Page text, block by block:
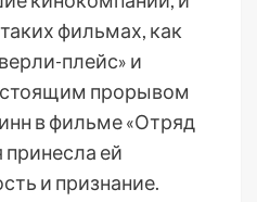
фильмах, как
плейс» и
прорывом
в фильме «Отряд
принесла ей
и признание.